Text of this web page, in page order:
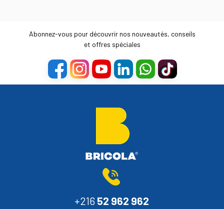
Abonnez-vous pour découvrir nos nouveautés, conseils
et offres spéciales
+216 52 962 962